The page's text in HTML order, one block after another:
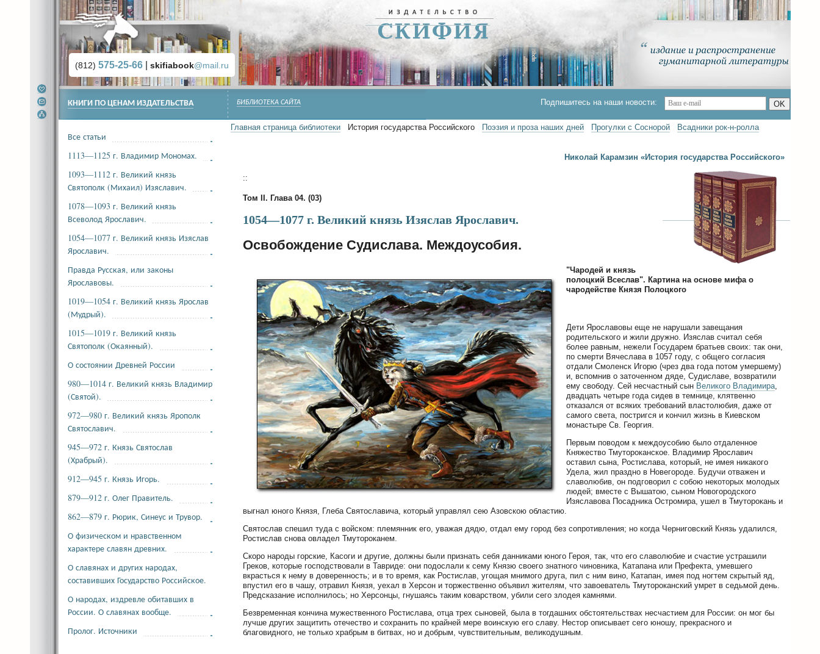
(812) 575-25-66 skifiabook@mail.ru
БИБЛИОТЕКА САЙТА Подпишитесь на наши новости: OK
Главная страница библиотеки История государства Российского Поэзия и проза наших дней Прогулки с Соснорой Всадники рок-н-ролла
Николай Карамзин «История государства Российского»
::
Том II. Глава 04. (03)
1054—1077 г. Великий князь Изяслав Ярославич.
Освобождение Судислава. Междоусобия.
"Чародей и князь
полоцкий Всеслав". Картина на основе мифа о
чародействе Князя Полоцкого
Дети Ярославовы еще не нарушали завещания
родительского и жили дружно. Изяслав считал себя
более равным, нежели Государем братьев своих: так они,
по смерти Вячеслава в 1057 году, с общего согласия
отдали Смоленск Игорю (чрез два года потом умершему)
и, вспомнив о заточенном дяде, Судиславе, возвратили
ему свободу. Сей несчастный сын Великого Владимира
двадцать четыре года сидев в темнице, клятвенно
отказался от всяких требований властолюбия, даже от
самого света, постригся и кончил жизнь в Киевском
монастыре Св. Георгия.
Первым поводом к междоусобию было отдаленное
Княжество Тмутороканское. Владимир Ярославич
оставил сына, Ростислава, который, не имея никакого
Удела, жил праздно в Новегороде. Будучи отважен и
славолюбив, он подговорил с собою некоторых молодых
людей; вместе с Вышатою, сыном Новогородского
Изяславова Посадника Остромира, ушел в Тмуторокань и
выгнал юного Князя, Глеба Святославича, который управлял сею Азовскою областию.
Святослав спешил туда с войском: племянник его, уважая дядю, отдал ему город без сопротивления; но когда Черниговский Князь удалился,
Ростислав снова овладел Тмутороканем.
Скоро народы горские, Касоги и другие, должны были признать себя данниками юного Героя, так, что его славолюбие и счастие устрашили
Греков, которые господствовали в Тавриде: они подослали к сему Князю своего знатного чиновника, Катапана или Префекта, умевшего
вкрасться к нему в доверенность; и в то время, как Ростислав, угощая мнимого друга, пил с ним вино, Катапан, имея под ногтем скрытый яд,
впустил его в чашу, отравил Князя, уехал в Херсон и торжественно объявил жителям, что завоеватель Тмутороканский умрет в седьмой день.
Предсказание исполнилось; но Херсонцы, гнушаясь таким коварством, убили сего злодея камнями.
Безвременная кончина мужественного Ростислава, отца трех сыновей, была в тогдашних обстоятельствах несчастием для России: он мог бы
лучше других защитить отечество и сохранить по крайней мере воинскую его славу. Нестор описывает сего юношу, прекрасного и
благовидного, не только храбрым в битвах, но и добрым, чувствительным, великодушным.
КНИГИ ПО ЦЕНАМ ИЗДАТЕЛЬСТВА
Все статьи
1113—1125 г. Владимир Мономах.
1093—1112 г. Великий князь
Святополк (Михаил) Изяславич.
1078—1093 г. Великий князь
Всеволод Ярославич.
1054—1077 г. Великий князь Изяслав
Ярославич.
Правда Русская, или законы
Ярославовы.
1019—1054 г. Великий князь Ярослав
(Мудрый).
1015—1019 г. Великий князь
Святополк (Окаянный).
О состоянии Древней России
980—1014 г. Великий князь Владимир
(Святой).
972—980 г. Великий князь Ярополк
Святославич.
945—972 г. Князь Святослав
(Храбрый).
912—945 г. Князь Игорь.
879—912 г. Олег Правитель.
862—879 г. Рюрик, Синеус и Трувор.
О физическом и нравственном
характере славян древних.
О славянах и других народах,
составивших Государство Российское.
О народах, издревле обитавших в
России. О славянах вообще.
Пролог. Источники